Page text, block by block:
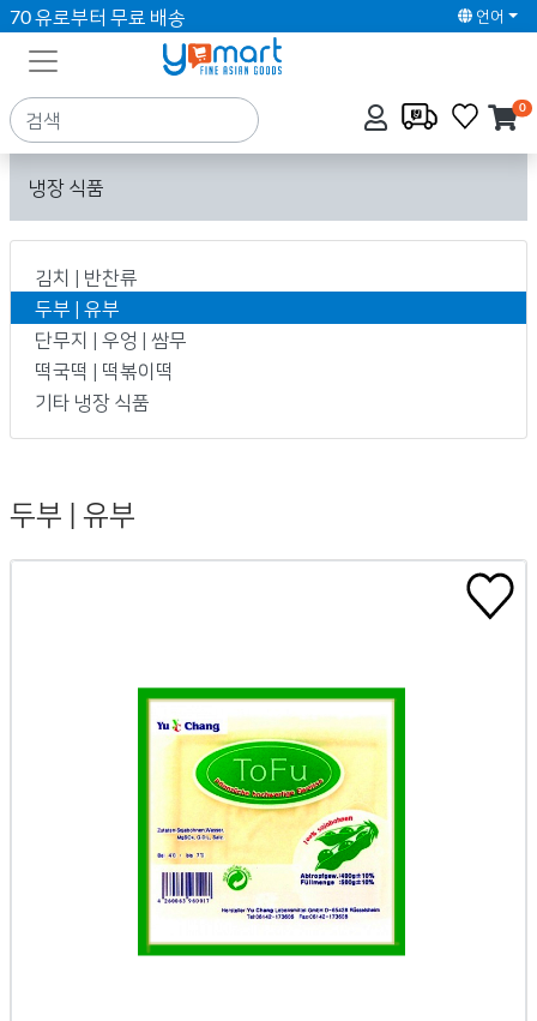
70 유로부터 무료 배송 언어
0
냉장 식품
김치 | 반찬류
두부 | 유부
단무지 | 우엉 | 쌈무
떡국떡 | 떡볶이떡
기타 냉장 식품
두부 | 유부